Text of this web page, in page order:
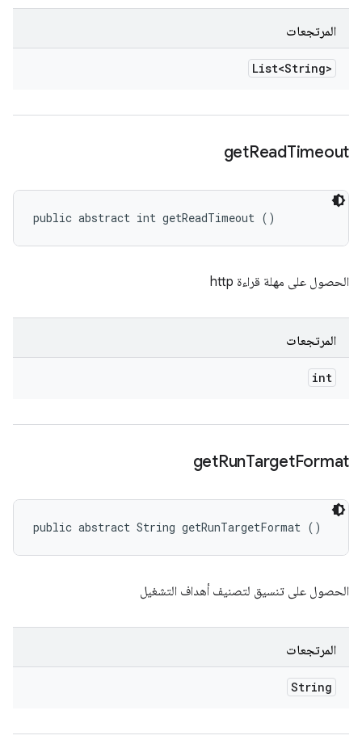
المرتجعات
List<String>
getReadTimeout
public abstract int getReadTimeout ()
الحصول على مهلة قراءة http
المرتجعات
int
getRunTargetFormat
public abstract String getRunTargetFormat ()
الحصول على تنسيق لتصنيف أهداف التشغيل
المرتجعات
String